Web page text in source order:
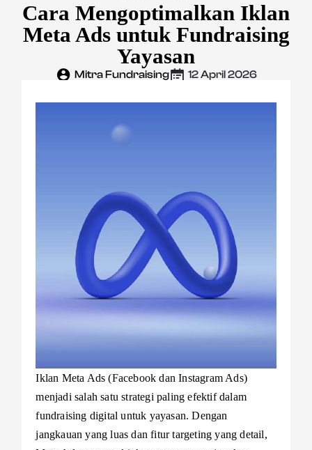
Cara Mengoptimalkan Iklan
Meta Ads untuk Fundraising
Yayasan
Mitra Fundraising 12 April 2026
Iklan Meta Ads (Facebook dan Instagram Ads)
menjadi salah satu strategi paling efektif dalam
fundraising digital untuk yayasan. Dengan
jangkauan yang luas dan fitur targeting yang detail,